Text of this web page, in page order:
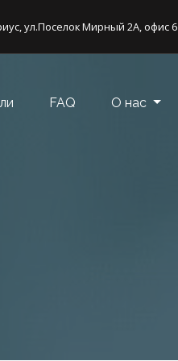
ул.Поселок Мирный 2А, офис 6
FAQ О нас